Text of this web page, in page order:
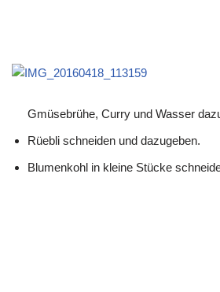
Gmüsebrühe, Curry und Wasser
Rüebli schneiden und dazugeben.
Blumenkohl in kleine Stücke